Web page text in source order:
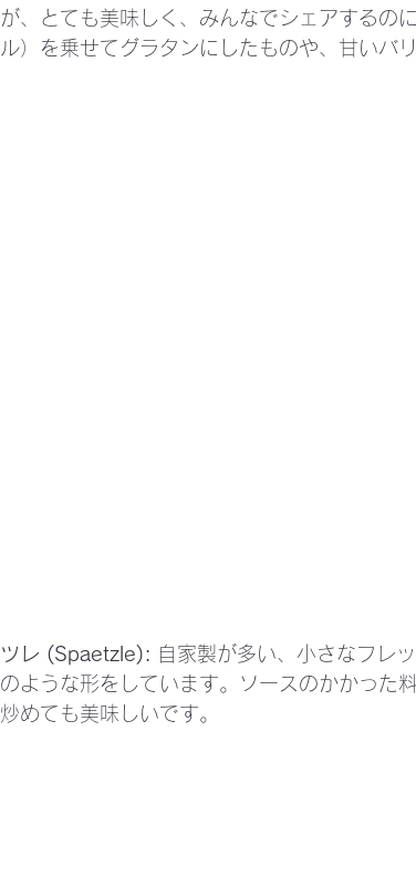
、とても美味しく、みんなでシェアするの
）を乗せてグラタンにしたものや、甘いバ
レ (Spaetzle): 自家製が多い、小さなフレ
ような形をしています。ソースのかかった
めても美味しいです。